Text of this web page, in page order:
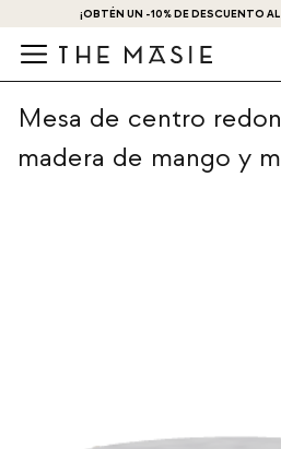
¡OBTÉN UN -10% DE DESCUENTO
Mesa de centro
madera de mango y